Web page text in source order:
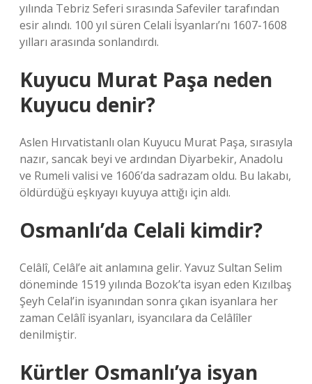
yılında Tebriz Seferi sırasında Safeviler tarafından
esir alındı. 100 yıl süren Celali İsyanları’nı 1607-1608
yılları arasında sonlandırdı.
Kuyucu Murat Paşa neden
Kuyucu denir?
Aslen Hırvatistanlı olan Kuyucu Murat Paşa, sırasıyla
nazır, sancak beyi ve ardından Diyarbekir, Anadolu
ve Rumeli valisi ve 1606’da sadrazam oldu. Bu lakabı,
öldürdüğü eşkıyayı kuyuya attığı için aldı.
Osmanlı’da Celali kimdir?
Celâlî, Celâl’e ait anlamına gelir. Yavuz Sultan Selim
döneminde 1519 yılında Bozok’ta isyan eden Kızılbaş
Şeyh Celal’in isyanından sonra çıkan isyanlara her
zaman Celâlî isyanları, isyancılara da Celâlîler
denilmiştir.
Kürtler Osmanlı’ya isyan